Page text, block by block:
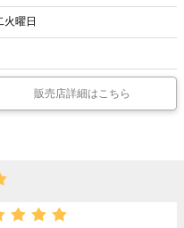
火曜日
販売店詳細はこちら